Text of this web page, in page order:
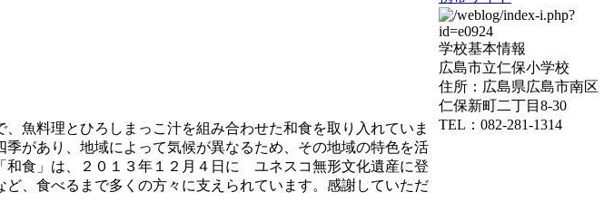
魚料理とひろしまっこ汁を組み合わせた和食を取り入れていま
があり、地域によって気候が異なるため、その地域の特色を活
和食」は、２０１３年１２月４日に ユネスコ無形文化遺産に登
、食べるまで多くの方々に支えられています。感謝していただ
学校基本情報
広島市立仁保小学校
住所：広島県広島市南区
仁保新町二丁目8-30
TEL：082-281-1314